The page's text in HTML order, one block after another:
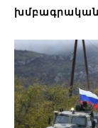
խմբագրական